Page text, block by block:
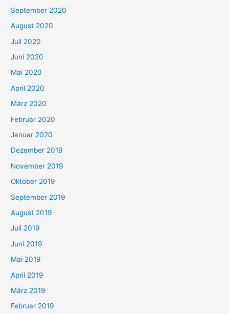
September 2020
August 2020
Juli 2020
Juni 2020
Mai 2020
April 2020
März 2020
Februar 2020
Januar 2020
Dezember 2019
November 2019
Oktober 2019
September 2019
August 2019
Juli 2019
Juni 2019
Mai 2019
April 2019
März 2019
Februar 2019